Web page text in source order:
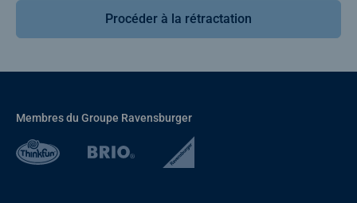
Procéder à la rétractation
Membres du Groupe Ravensburger